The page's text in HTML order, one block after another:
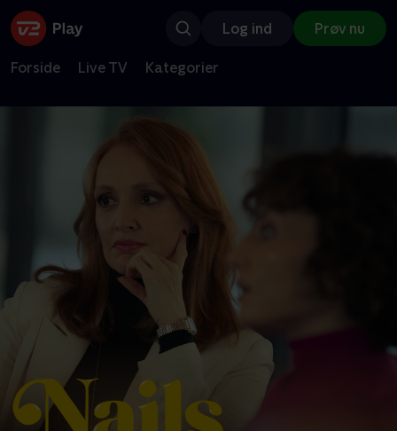
Log ind Prøv nu
Forside Live TV Kategorier